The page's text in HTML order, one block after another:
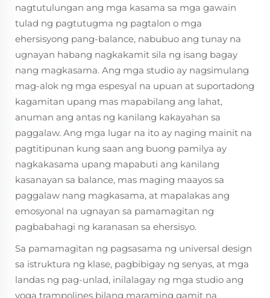
nagtutulungan ang mga kasama sa mga gawain
tulad ng pagtutugma ng pagtalon o mga
ehersisyong pang-balance, nabubuo ang tunay na
ugnayan habang nagkakamit sila ng isang bagay
nang magkasama. Ang mga studio ay nagsimulang
mag-alok ng mga espesyal na upuan at suportadong
kagamitan upang mas mapabilang ang lahat,
anuman ang antas ng kanilang kakayahan sa
paggalaw. Ang mga lugar na ito ay naging mainit na
pagtitipunan kung saan ang buong pamilya ay
nagkakasama upang mapabuti ang kanilang
kasanayan sa balance, mas maging maayos sa
paggalaw nang magkasama, at mapalakas ang
emosyonal na ugnayan sa pamamagitan ng
pagbabahagi ng karanasan sa ehersisyo.
Sa pamamagitan ng pagsasama ng universal design
sa istruktura ng klase, pagbibigay ng senyas, at mga
landas ng pag-unlad, inilalagay ng mga studio ang
yoga trampolines bilang maraming gamit na